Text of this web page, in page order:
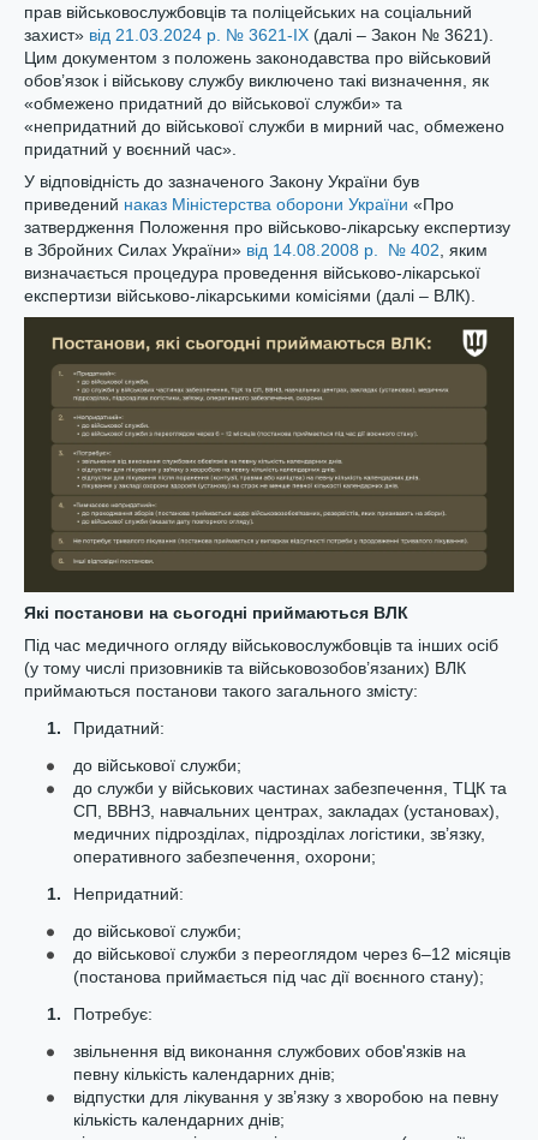
прав військовослужбовців та поліцейських на соціальний
захист» від 21.03.2024 р. № 3621-IX (далі – Закон № 3621).
Цим документом з положень законодавства про військовий
обов’язок і військову службу виключено такі визначення, як
«обмежено придатний до військової служби» та
«непридатний до військової служби в мирний час, обмежено
придатний у воєнний час».
У відповідність до зазначеного Закону України був
приведений наказ Міністерства оборони України «Про
затвердження Положення про військово-лікарську експертизу
в Збройних Силах України» від 14.08.2008 р. № 402 , яким
визначається процедура проведення військово-лікарської
експертизи військово-лікарськими комісіями (далі – ВЛК).
Які постанови на сьогодні приймаються ВЛК
Під час медичного огляду військовослужбовців та інших осіб
(у тому числі призовників та військовозобов’язаних) ВЛК
приймаються постанови такого загального змісту:
Придатний:
до військової служби;
до служби у військових частинах забезпечення, ТЦК та
СП, ВВНЗ, навчальних центрах, закладах (установах),
медичних підрозділах, підрозділах логістики, зв’язку,
оперативного забезпечення, охорони;
Непридатний:
до військової служби;
до військової служби з переоглядом через 6–12 місяців
(постанова приймається під час дії воєнного стану);
Потребує:
звільнення від виконання службових обов'язків на
певну кількість календарних днів;
відпустки для лікування у зв’язку з хворобою на певну
кількість календарних днів;